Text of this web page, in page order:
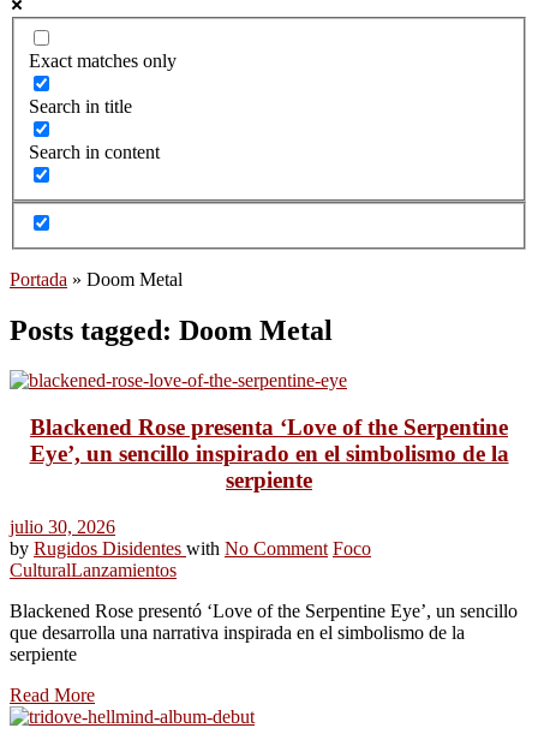
Exact matches only
Search in title
Search in content
Portada » Doom Metal
Posts tagged: Doom Metal
Blackened Rose presenta ‘Love of the Serpentine
Eye’, un sencillo inspirado en el simbolismo de la
serpiente
julio 30, 2026
by Rugidos Disidentes with No Comment Foco
CulturalLanzamientos
Blackened Rose presentó ‘Love of the Serpentine Eye’, un sencillo
que desarrolla una narrativa inspirada en el simbolismo de la
serpiente
Read More